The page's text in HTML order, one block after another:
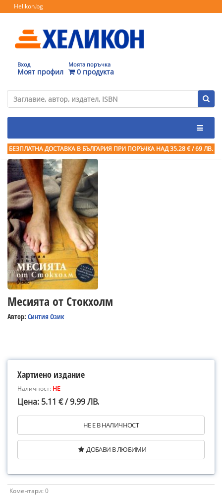
Helikon.bg
Вход
Моят профил
Моята поръчка
0 продукта
БЕЗПЛАТНА ДОСТАВКА В БЪЛГАРИЯ ПРИ ПОРЪЧКА НАД 35.28 € / 69 ЛВ.
Месията от Стокхолм
Автор: Синтия Озик
Хартиено издание
Наличност: НЕ
Цена: 5.11 € / 9.99 ЛВ.
НЕ Е В НАЛИЧНОСТ
ДОБАВИ В ЛЮБИМИ
Коментари: 0